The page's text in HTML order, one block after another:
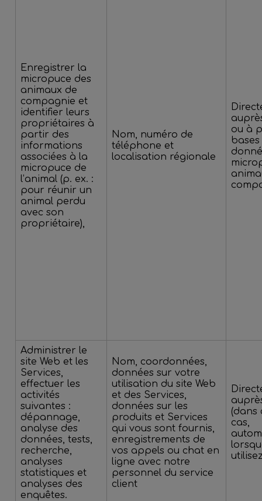
Enregistrer la
micropuce des
animaux de
compagnie et
identifier leurs
propriétaires à
partir des
informations
associées à la
micropuce de
l’animal (p. ex. :
pour réunir un
animal perdu
avec son
propriétaire),
Nom, numéro de
téléphone et
localisation régionale
ou à
bases
Administrer le
site Web et les
Services,
effectuer les
activités
suivantes :
dépannage,
analyse des
données, tests,
recherche,
analyses
statistiques et
analyses des
enquêtes.
Nom, coordonnées,
données sur votre
utilisation du site Web
et des Services,
données sur les
produits et Services
qui vous sont fournis,
enregistrements de
vos appels ou chat en
ligne avec notre
personnel du service
client
(dans
cas,